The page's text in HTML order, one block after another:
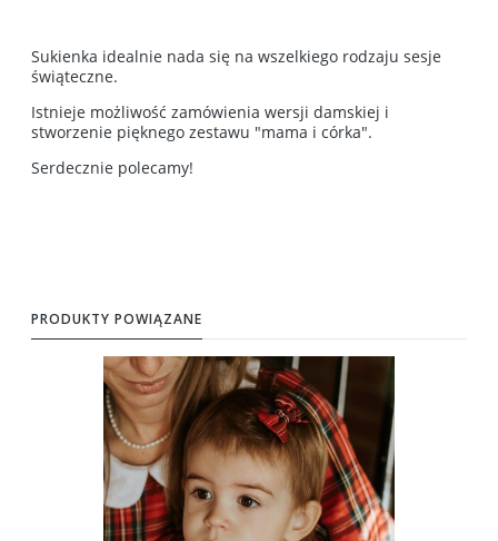
Sukienka idealnie nada się na wszelkiego rodzaju sesje
świąteczne.
Istnieje możliwość zamówienia wersji damskiej i
stworzenie pięknego zestawu "mama i córka".
Serdecznie polecamy!
PRODUKTY POWIĄZANE